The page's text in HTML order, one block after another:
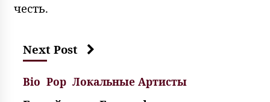
честь.
Next Post
Bio Pop Локальные Артисты